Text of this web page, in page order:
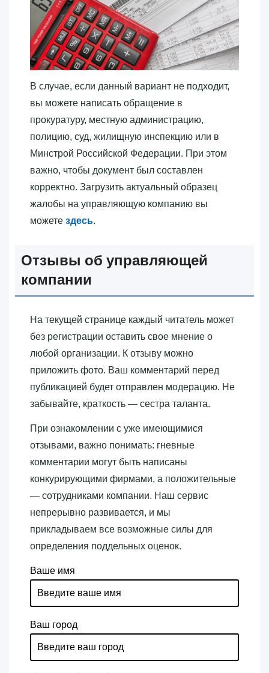
В случае, если данный вариант не подходит,
вы можете написать обращение в
прокуратуру, местную администрацию,
полицию, суд, жилищную инспекцию или в
Минстрой Российской Федерации. При этом
важно, чтобы документ был составлен
корректно. Загрузить актуальный образец
жалобы на управляющую компанию вы
можете здесь.
Отзывы об управляющей
компании
На текущей странице каждый читатель может
без регистрации оставить свое мнение о
любой организации. К отзыву можно
приложить фото. Ваш комментарий перед
публикацией будет отправлен модерацию. Не
забывайте, краткость — сестра таланта.
При ознакомлении с уже имеющимися
отзывами, важно понимать: гневные
комментарии могут быть написаны
конкурирующими фирмами, а положительные
— сотрудниками компании. Наш сервис
непрерывно развивается, и мы
прикладываем все возможные силы для
определения поддельных оценок.
Ваше имя
Ваш город